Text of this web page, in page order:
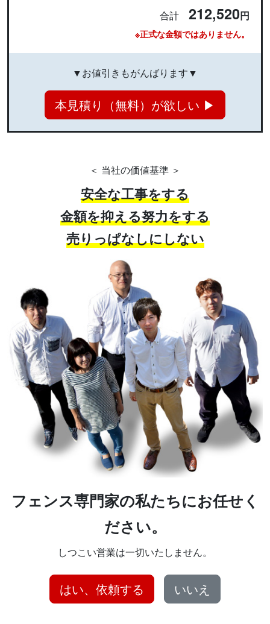
合計 212,520円
※正式な金額ではありません。
▼お値引きもがんばります▼
本見積り（無料）が欲しい ▶
＜ 当社の価値基準 ＞
安全な工事をする
金額を抑える努力をする
売りっぱなしにしない
フェンス専門家の私たちにお任せく
ださい。
しつこい営業は一切いたしません。
はい、依頼する いいえ